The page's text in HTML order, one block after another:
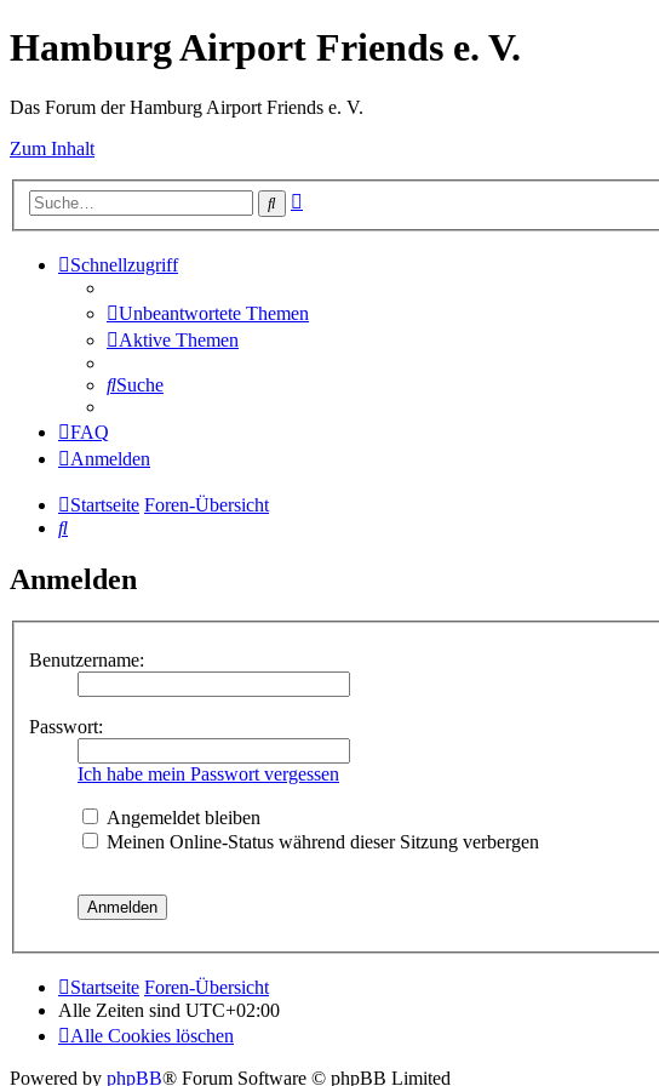
Hamburg Airport Friends e. V.
Das Forum der Hamburg Airport Friends e. V.
Zum Inhalt
Suche
Schnellzugriff
Unbeantwortete Themen
Aktive Themen
Suche
FAQ
Anmelden
Startseite Foren-Übersicht
Suche
Anmelden
Benutzername:
Passwort:
Ich habe mein Passwort vergessen
Angemeldet bleiben
Meinen Online-Status während dieser Sitzung verbergen
Startseite Foren-Übersicht
Alle Zeiten sind UTC+02:00
Alle Cookies löschen
Powered by phpBB® Forum Software © phpBB Limited